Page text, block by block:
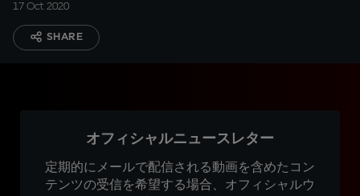
17 Oct 2020
SHARE
オフィシャルニュースレター
定期的にメールで配信される動画を含めたコン
テンツの受信を希望する場合、オフィシャルウ